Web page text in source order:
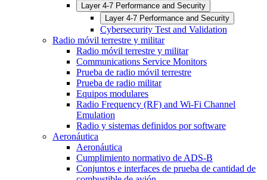
Layer 4-7 Performance and Security
Layer 4-7 Performance and Security
Cybersecurity Test and Validation
Radio móvil terrestre y militar
Radio móvil terrestre y militar
Communications Service Monitors
Prueba de radio móvil terrestre
Prueba de radio militar
Equipos modulares
Radio Frequency (RF) and Wi-Fi Channel
Emulation
Radio y sistemas definidos por software
Aeronáutica
Aeronáutica
Cumplimiento normativo de ADS-B
Conjuntos e interfaces de prueba de cantidad de